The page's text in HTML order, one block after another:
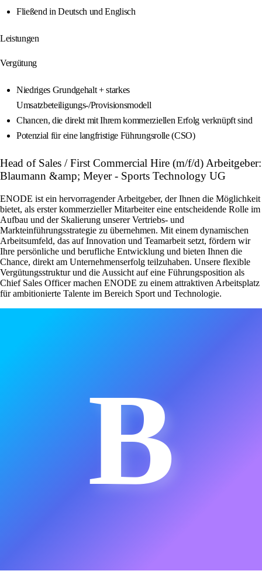
Fließend in Deutsch und Englisch
Leistungen
Vergütung
Niedriges Grundgehalt + starkes
Umsatzbeteiligungs-/Provisionsmodell
Chancen, die direkt mit Ihrem kommerziellen Erfolg verknüpft sind
Potenzial für eine langfristige Führungsrolle (CSO)
Head of Sales / First Commercial Hire (m/f/d) Arbeitgeber:
Blaumann &amp; Meyer - Sports Technology UG
ENODE ist ein hervorragender Arbeitgeber, der Ihnen die Möglichkeit
bietet, als erster kommerzieller Mitarbeiter eine entscheidende Rolle im
Aufbau und der Skalierung unserer Vertriebs- und
Markteinführungsstrategie zu übernehmen. Mit einem dynamischen
Arbeitsumfeld, das auf Innovation und Teamarbeit setzt, fördern wir
Ihre persönliche und berufliche Entwicklung und bieten Ihnen die
Chance, direkt am Unternehmenserfolg teilzuhaben. Unsere flexible
Vergütungsstruktur und die Aussicht auf eine Führungsposition als
Chief Sales Officer machen ENODE zu einem attraktiven Arbeitsplatz
für ambitionierte Talente im Bereich Sport und Technologie.
B